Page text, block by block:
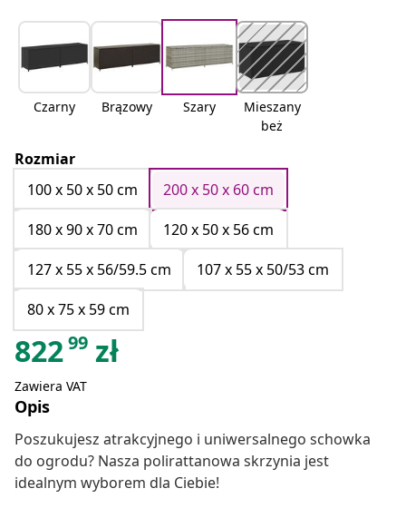
Czarny Brązowy Szary
Mieszany
beż
Rozmiar
100 x 50 x 50 cm
200 x 50 x 60 cm
180 x 90 x 70 cm
120 x 50 x 56 cm
127 x 55 x 56/59.5 cm
107 x 55 x 50/53 cm
80 x 75 x 59 cm
82299 zł
Zawiera VAT
Opis
Poszukujesz atrakcyjnego i uniwersalnego schowka
do ogrodu? Nasza polirattanowa skrzynia jest
idealnym wyborem dla Ciebie!